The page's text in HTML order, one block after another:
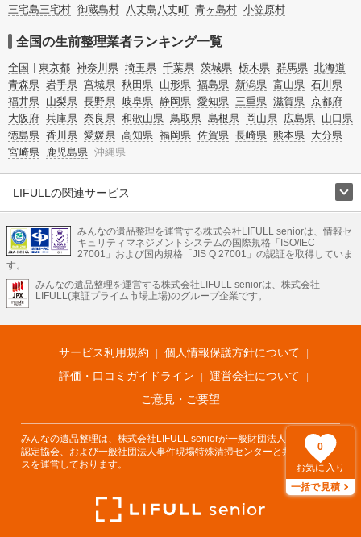
0
お気に入り
一括で見積
三宅島三宅村 御蔵島村 八丈島八丈町 青ヶ島村 小笠原村
全国の生前整理業者ランキング一覧
全国 東京都 神奈川県 埼玉県 千葉県 茨城県 栃木県 群馬県 北海道
青森県 岩手県 宮城県 秋田県 山形県 福島県 新潟県 富山県 石川県
福井県 山梨県 長野県 岐阜県 静岡県 愛知県 三重県 滋賀県 京都府
大阪府 兵庫県 奈良県 和歌山県 鳥取県 島根県 岡山県 広島県 山口県
徳島県 香川県 愛媛県 高知県 福岡県 佐賀県 長崎県 熊本県 大分県
宮崎県 鹿児島県 沖縄県
LIFULLの関連サービス
不動産・住宅
引越し 老人ホーム 地方創生 ママの就労支援
不動産クラウドファンディング 遺品整理 老後の暮らし情報
LIFULL HOME'Sのサービス
不動産・住宅
不動産査定 マンション専門売却査定 不動産投資 アドバイザー
不動産アーカイブ
空き家バンク 家賃相場 不動産会社
まちむすび
不動産用語集 住まいのお役立ち情報
LIFULL HOME'S PRESS
アプリ 不動産データ 不動産転職
みんなの遺品整理を運営する株式会社LIFULL seniorは、情報セ
キュリティマネジメントシステムの国際規格「ISO/IEC
27001」および国内規格「JIS Q 27001」の認証を取得していま
す。
みんなの遺品整理を運営する株式会社LIFULL seniorは、株式会社
LIFULL(東証プライム市場上場)のグループ企業です。
サービス利用規約
個人情報保護方針について
評価・口コミガイドライン
運営会社について
ご意見・ご要望
みんなの遺品整理は、株式会社LIFULL seniorが一般財団法人遺品整理士
認定協会、および一般社団法人事件現場特殊清掃センターと共同でサービ
スを運営しております。